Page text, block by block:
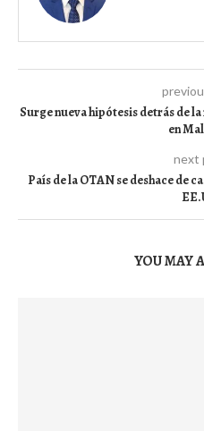
Surge nueva hipótesis detrás de
en
next
País de la OTAN se deshace de
YOU MAY